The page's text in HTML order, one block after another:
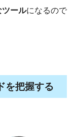
ツールになるので
を把握する